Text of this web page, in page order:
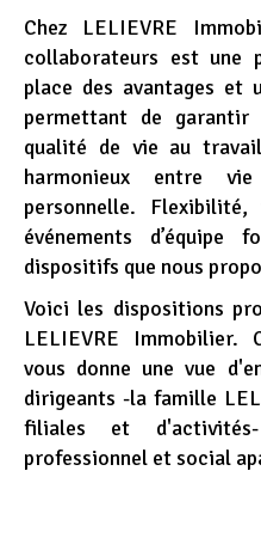
Chez LELIEVRE
collaborateurs est une
place des avantages et
permettant de garantir
qualité de vie au
harmonieux entre
personnelle.
événements d’équipe
dispositifs que nous
Voici les dispositions
LELIEVRE Immobilier.
vous donne une vue
dirigeants -la famille
filiales et
professionnel et social